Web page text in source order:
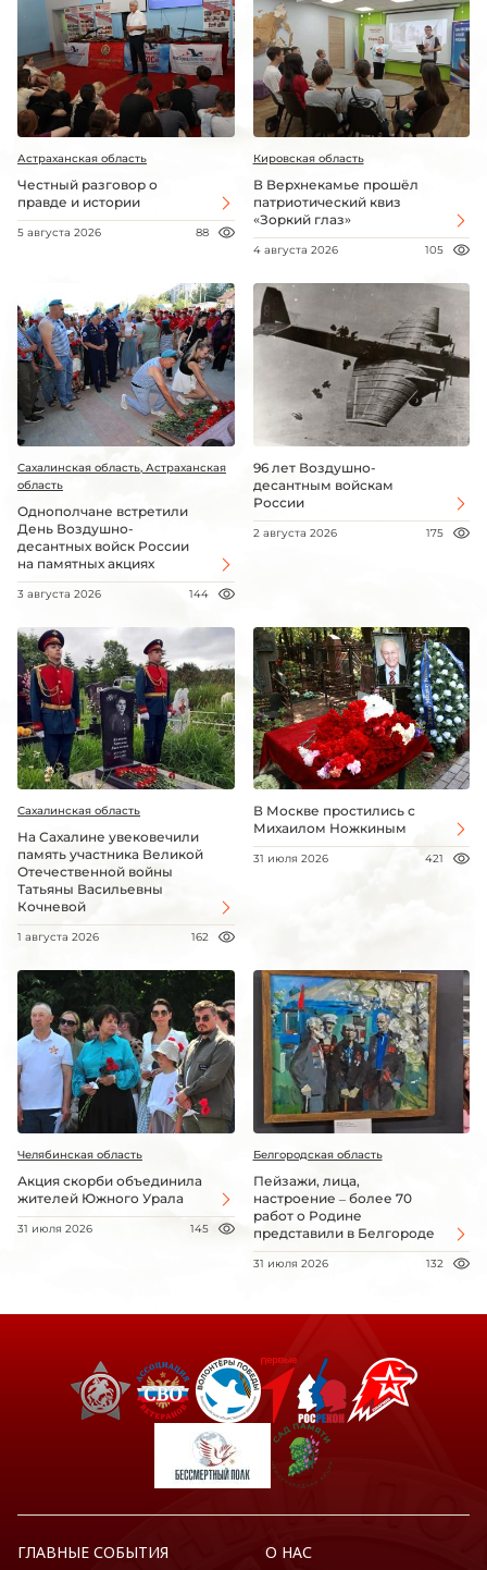
Астраханская область
Честный разговор о
правде и истории
5 августа 2026 88
Кировская область
В Верхнекамье прошёл
патриотический квиз
«Зоркий глаз»
4 августа 2026 105
Сахалинская область, Астраханская
область
Однополчане встретили
День Воздушно-
десантных войск России
на памятных акциях
3 августа 2026 144
96 лет Воздушно-
десантным войскам
России
2 августа 2026 175
Сахалинская область
На Сахалине увековечили
память участника Великой
Отечественной войны
Татьяны Васильевны
Кочневой
1 августа 2026 162
В Москве простились с
Михаилом Ножкиным
31 июля 2026 421
Челябинская область
Акция скорби объединила
жителей Южного Урала
31 июля 2026 145
Белгородская область
Пейзажи, лица,
настроение – более 70
работ о Родине
представили в Белгороде
31 июля 2026 132
ГЛАВНЫЕ СОБЫТИЯ О НАС